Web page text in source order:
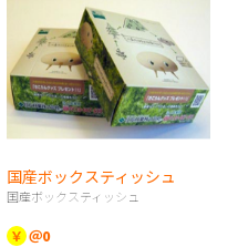
国産ボックスティッシュ
国産ボックスティッシュ
￥ ＠0